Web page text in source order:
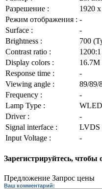
Разрешение :
1920
Режим отображения : -
Surface :
-
Brightness :
700
Contrast ratio :
Display colors :
16.7M
Response time :
-
Viewing angle :
89/89/
Frequency :
-
Lamp Type :
WLED
Driver :
-
Signal interface :
LVDS
Input Voltage :
-
Зарегистрируйтесь, чтобы
Предложение Запрос цены
Ваш комментарий: